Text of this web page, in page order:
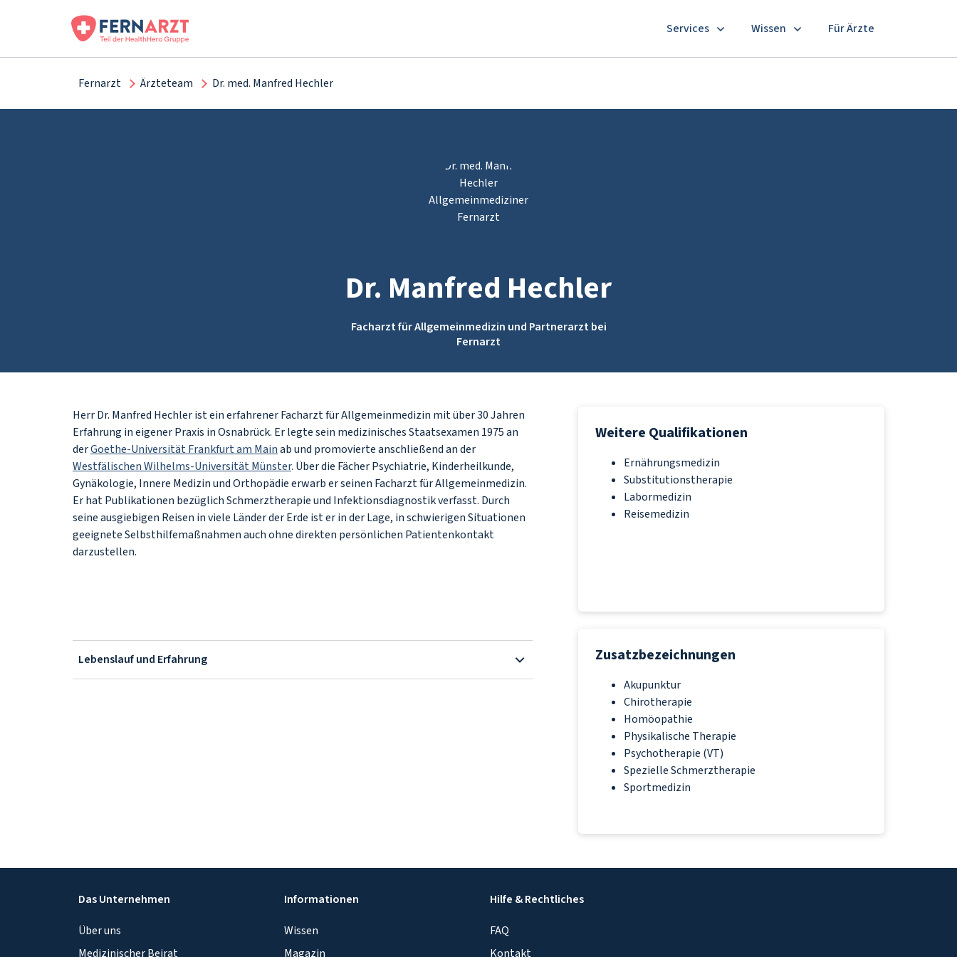
Services Wissen Für Ärzte
Fernarzt Ärzteteam Dr. med. Manfred Hechler
Dr. Manfred Hechler
Facharzt für Allgemeinmedizin und Partnerarzt bei
Fernarzt
Herr Dr. Manfred Hechler ist ein erfahrener Facharzt für Allgemeinmedizin mit über 30 Jahren
Erfahrung in eigener Praxis in Osnabrück. Er legte sein medizinisches Staatsexamen 1975 an
derGoethe-Universität Frankfurt am Mainab und promovierte anschließend an der
Westfälischen Wilhelms-Universität Münster. Über die Fächer Psychiatrie, Kinderheilkunde,
Gynäkologie, Innere Medizin und Orthopädie erwarb er seinen Facharzt für Allgemeinmedizin.
Er hat Publikationen bezüglich Schmerztherapie und Infektionsdiagnostik verfasst. Durch
seine ausgiebigen Reisen in viele Länder der Erde ist er in der Lage, in schwierigen Situationen
geeignete Selbsthilfemaßnahmen auch ohne direkten persönlichen Patientenkontakt
darzustellen.
Weitere Qualifikationen
Ernährungsmedizin
Substitutionstherapie
Labormedizin
Reisemedizin
Lebenslauf und Erfahrung Zusatzbezeichnungen
Akupunktur
Chirotherapie
Homöopathie
Physikalische Therapie
Psychotherapie (VT)
Spezielle Schmerztherapie
Sportmedizin
Das Unternehmen
Über uns
Medizinischer Beirat
Informationen
Wissen
Magazin
Hilfe & Rechtliches
FAQ
Kontakt